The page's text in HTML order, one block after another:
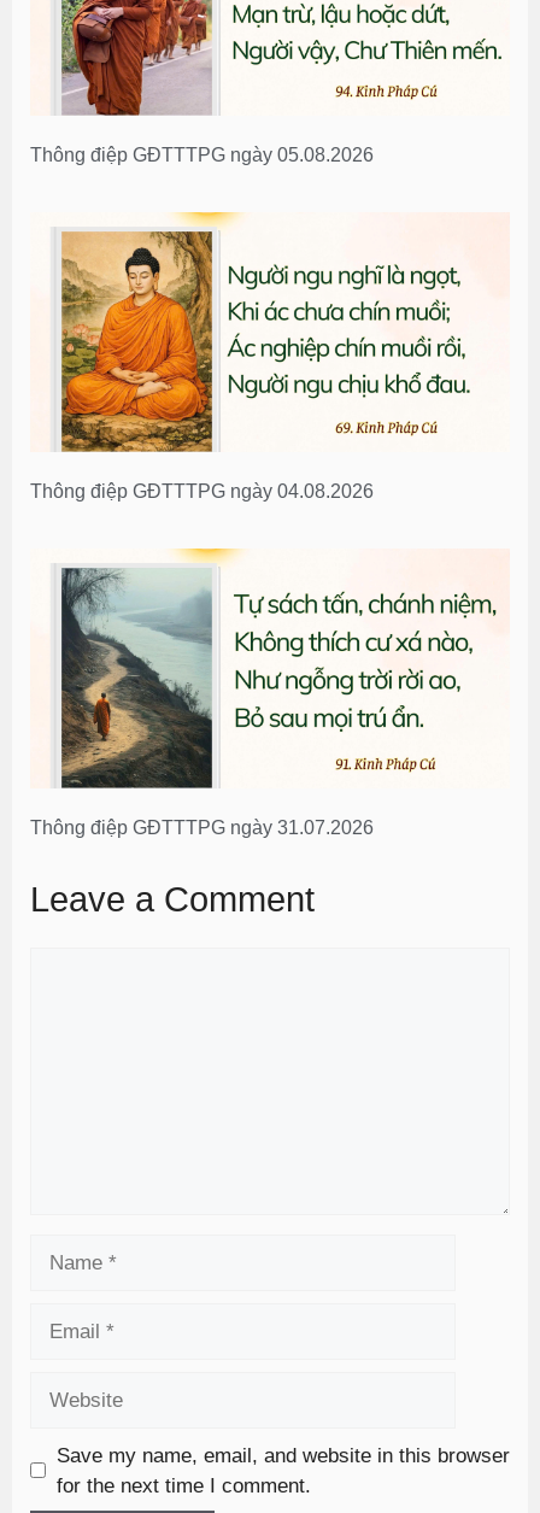
Thông điệp GĐTTTPG ngày 05.08.2026
Thông điệp GĐTTTPG ngày 04.08.2026
Thông điệp GĐTTTPG ngày 31.07.2026
Leave a Comment
Save my name, email, and website in this browser
for the next time I comment.